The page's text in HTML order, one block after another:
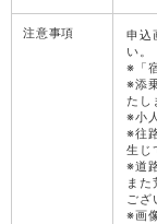
注意事項
申込
い。
※「
※添
たし
※小
※往
生じ
※道
また
ござ
※画